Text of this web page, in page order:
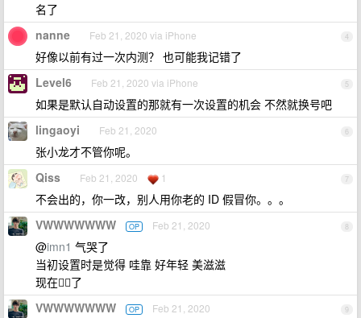
名了
4
nanne Feb 21, 2020 via iPhone
好像以前有过一次内测？ 也可能我记错了
5
Level6 Feb 21, 2020 via iPhone
如果是默认自动设置的那就有一次设置的机会 不然就换号吧
6
lingaoyi Feb 21, 2020
张小龙才不管你呢。
7
Qiss Feb 21, 2020 1
不会出的，你一改，别人用你老的 ID 假冒你。。。
8
VWWWWWWW OP Feb 21, 2020
@imn1 气哭了
当初设置时是觉得 哇靠 好年轻 美滋滋
现在🧎‍♀️了
9
VWWWWWWW OP Feb 21, 2020